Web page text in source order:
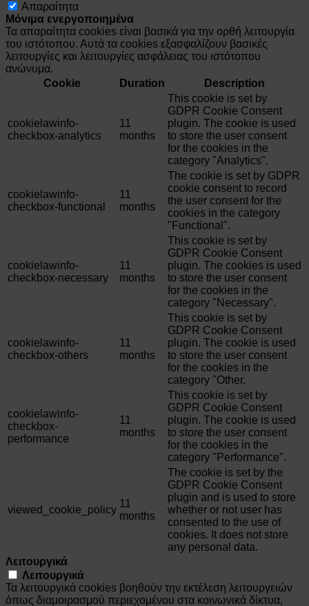
Απαραίτητα
Μόνιμα ενεργοποιημένα
Τα απαραίτητα cookies είναι βασικά για την ορθή λειτουργία
του ιστότοπου. Αυτά τα cookies εξασφαλίζουν βασικές
λειτουργίες και λειτουργίες ασφάλειας του ιστότοπου
ανώνυμα.
Cookie
Duration Description
cookielawinfo-
checkbox-analytics
11
months
This cookie is set by
GDPR Cookie Consent
plugin. The cookie is used
to store the user consent
for the cookies in the
category "Analytics".
cookielawinfo-
checkbox-functional
11
months
The cookie is set by GDPR
cookie consent to record
the user consent for the
cookies in the category
"Functional".
cookielawinfo-
checkbox-necessary
11
months
This cookie is set by
GDPR Cookie Consent
plugin. The cookies is used
to store the user consent
for the cookies in the
category "Necessary".
cookielawinfo-
checkbox-others
11
months
This cookie is set by
GDPR Cookie Consent
plugin. The cookie is used
to store the user consent
for the cookies in the
category "Other.
cookielawinfo-
checkbox-
performance
11
months
This cookie is set by
GDPR Cookie Consent
plugin. The cookie is used
to store the user consent
for the cookies in the
category "Performance".
viewed_cookie_policy
11
months
The cookie is set by the
GDPR Cookie Consent
plugin and is used to store
whether or not user has
consented to the use of
cookies. It does not store
any personal data.
Λειτουργικά
Λειτουργικά
Τα λειτουργικά cookies βοηθούν την εκτέλεση λειτουργειών
όπως διαμοιρασμού περιεχομένου στα κοινωνικά δίκτυα,